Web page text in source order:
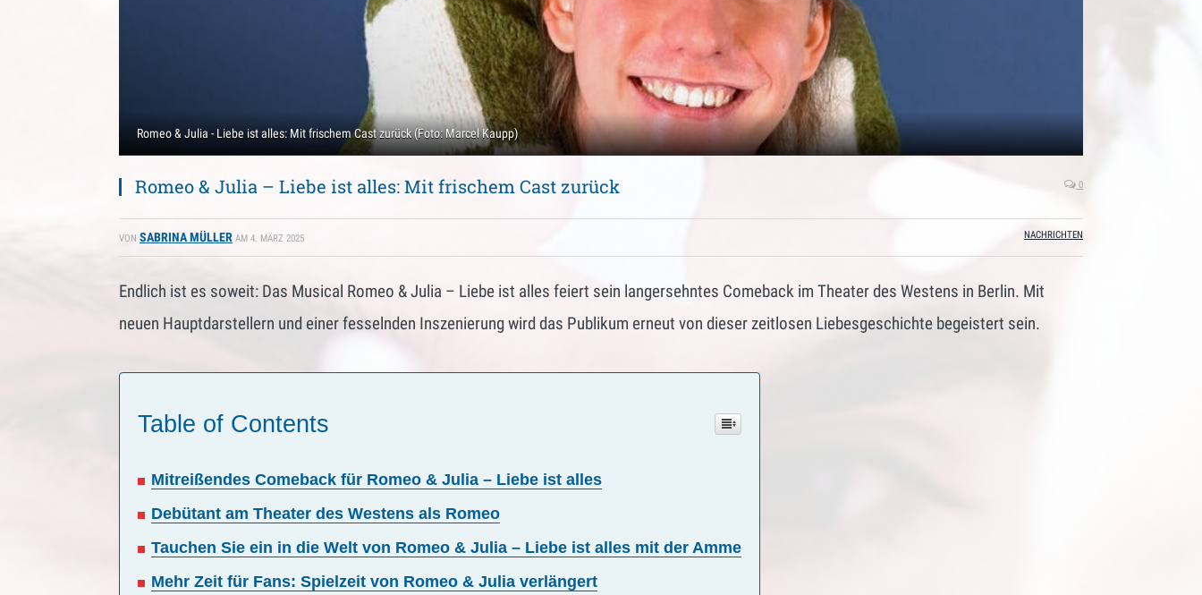
Romeo & Julia - Liebe ist alles: Mit frischem Cast zurück (Foto: Marcel Kaupp)
Romeo & Julia – Liebe ist alles: Mit frischem Cast zurück 0
VON SABRINA MÜLLER AM 4. MÄRZ 2025 NACHRICHTEN
Endlich ist es soweit: Das Musical Romeo & Julia – Liebe ist alles feiert sein langersehntes Comeback im Theater des Westens in Berlin. Mit
neuen Hauptdarstellern und einer fesselnden Inszenierung wird das Publikum erneut von dieser zeitlosen Liebesgeschichte begeistert sein.
Table of Contents
Mitreißendes Comeback für Romeo & Julia – Liebe ist alles
Debütant am Theater des Westens als Romeo
Tauchen Sie ein in die Welt von Romeo & Julia – Liebe ist alles mit der Amme
Mehr Zeit für Fans: Spielzeit von Romeo & Julia verlängert